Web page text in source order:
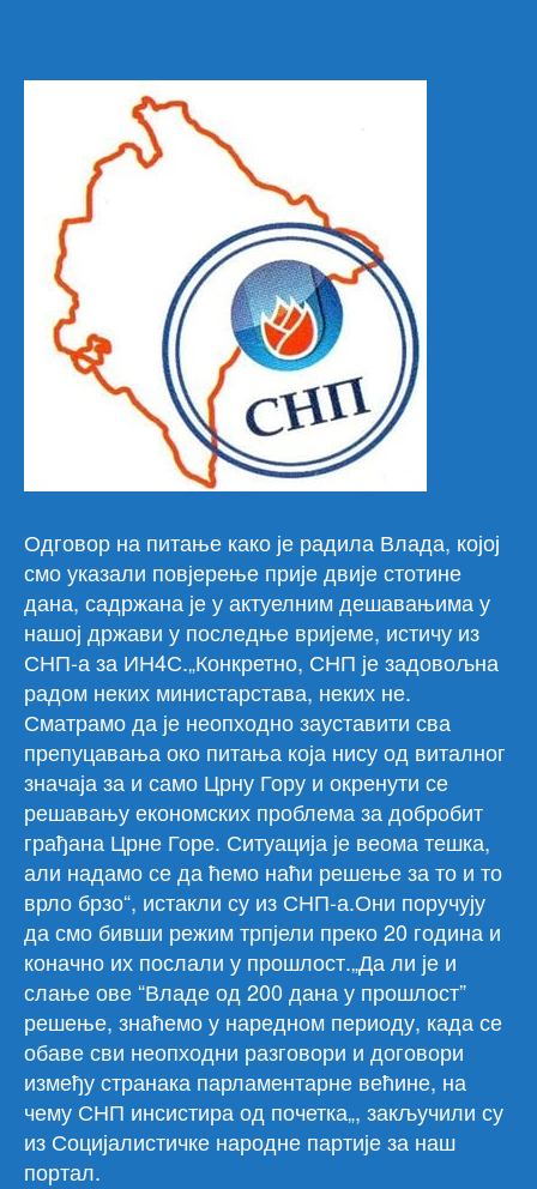
Одговор на питање како је радила Влада, којој
смо указали повјерење прије двије стотине
дана, садржана је у актуелним дешавањима у
нашој држави у последње вријеме, истичу из
СНП-а за ИН4С.„Конкретно, СНП је задовољна
радом неких министарстава, неких не.
Сматрамо да је неопходно зауставити сва
препуцавања око питања која нису од виталног
значаја за и само Црну Гору и окренути се
решавању економских проблема за добробит
грађана Црне Горе. Ситуација је веома тешка,
али надамо се да ћемо наћи решење за то и то
врло брзо“, истакли су из СНП-а.Они поручују
да смо бивши режим трпјели преко 20 година и
коначно их послали у прошлост.„Да ли је и
слање ове “Владе од 200 дана у прошлост”
решење, знаћемо у наредном периоду, када се
обаве сви неопходни разговори и договори
између странака парламентарне већине, на
чему СНП инсистира од почетка„, закључили су
из Социјалистичке народне партије за наш
портал.